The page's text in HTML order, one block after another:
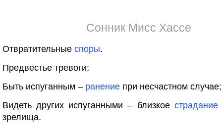
Сонник Мисс Хассе
Отвратительные споры.
Предвестье тревоги;
Быть испуганным – ранение при несчастном случае;
Видеть других испуганными – близкое страдание
зрелища.